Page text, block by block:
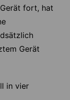
fort, hat
Gerät
in vier